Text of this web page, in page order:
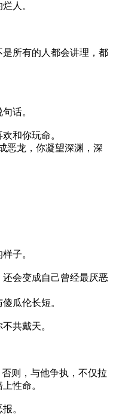
人。
所有的人都会讲理，都
话。
和你玩命。
恶龙，你凝望深渊，深
子。
会变成自己曾经最厌恶
瓜伦长短。
共戴天。
则，与他争执，不仅拉
性命。
。